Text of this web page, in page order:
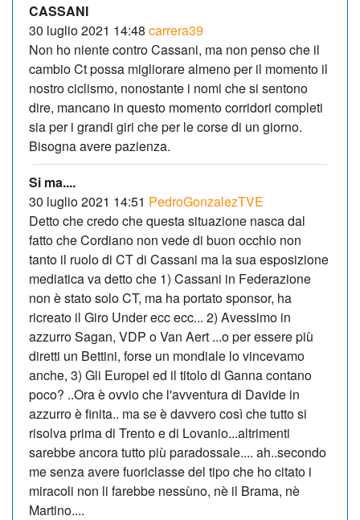
CASSANI
30 luglio 2021 14:48 carrera39
Non ho niente contro Cassani, ma non penso che il
cambio Ct possa migliorare almeno per il momento il
nostro ciclismo, nonostante i nomi che si sentono
dire, mancano in questo momento corridori completi
sia per i grandi giri che per le corse di un giorno.
Bisogna avere pazienza.
Si ma....
30 luglio 2021 14:51 PedroGonzalezTVE
Detto che credo che questa situazione nasca dal
fatto che Cordiano non vede di buon occhio non
tanto il ruolo di CT di Cassani ma la sua esposizione
mediatica va detto che 1) Cassani in Federazione
non è stato solo CT, ma ha portato sponsor, ha
ricreato il Giro Under ecc ecc... 2) Avessimo in
azzurro Sagan, VDP o Van Aert ...o per essere più
diretti un Bettini, forse un mondiale lo vincevamo
anche, 3) Gli Europei ed il titolo di Ganna contano
poco? ..Ora è ovvio che l'avventura di Davide in
azzurro è finita.. ma se è davvero così che tutto si
risolva prima di Trento e di Lovanio...altrimenti
sarebbe ancora tutto più paradossale.... ah..secondo
me senza avere fuoriclasse del tipo che ho citato i
miracoli non li farebbe nessùno, nè il Brama, nè
Martino....